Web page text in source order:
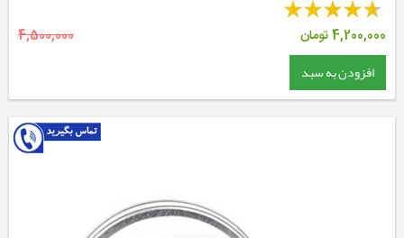
4,200,000تومان 4,500,000
افزودن به سبد